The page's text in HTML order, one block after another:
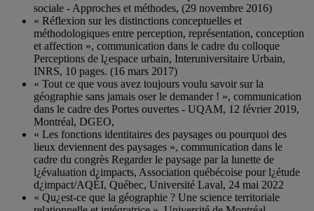
sociale - Approches et méthodes, (29 novembre 2016)
« Réflexion sur les distinctions conceptuelles et
méthodologiques entre perception, représentation, conception
et affection », communication dans le cadre du colloque
Perceptions de l¿espace urbain, Interuniversitaire Urbain,
INRS, 10 pages. (16 mars 2017)
« Tout ce que vous avez toujours voulu savoir sur la
géographie sans jamais oser le demander ! », communication
dans le cadre des Portes ouvertes - UQAM, 12 février 2019,
Montréal, DGEO,
« Les fonctions identitaires des paysages ou pourquoi des
lieux deviennent des paysages », communication dans le
cadre du congrès Regarder le paysage par la lunette de
l¿évaluation d¿impacts, Association québécoise pour l¿étude
d¿impact/AQÉI, Québec, Université Laval, 24 mai 2022
« Qu¿est-ce que la géographie ? Une science territoriale